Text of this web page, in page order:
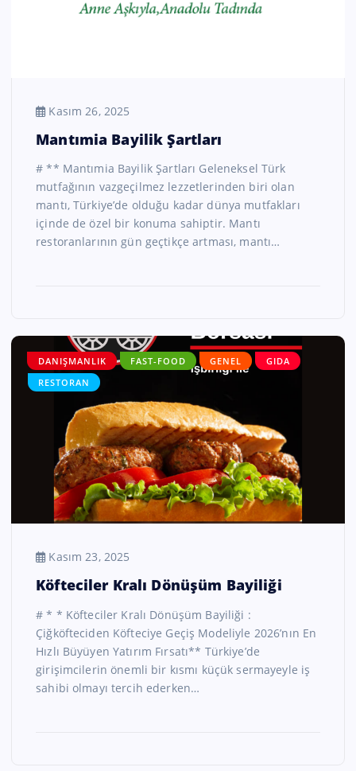
Kasım 26, 2025
Mantımia Bayilik Şartları
# ** Mantımia Bayilik Şartları Geleneksel Türk
mutfağının vazgeçilmez lezzetlerinden biri olan
mantı, Türkiye’de olduğu kadar dünya mutfakları
içinde de özel bir konuma sahiptir. Mantı
restoranlarının gün geçtikçe artması, mantı…
DANIŞMANLIK FAST-FOOD GENEL
GIDA
RESTORAN
Kasım 23, 2025
Köfteciler Kralı Dönüşüm Bayiliği
# * * Köfteciler Kralı Dönüşüm Bayiliği :
Çiğköfteciden Köfteciye Geçiş Modeliyle 2026’nın En
Hızlı Büyüyen Yatırım Fırsatı** Türkiye’de
girişimcilerin önemli bir kısmı küçük sermayeyle iş
sahibi olmayı tercih ederken…